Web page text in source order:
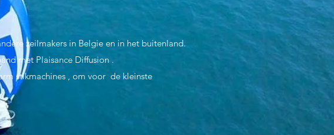
zeilmakers in Belgie en in het buitenland.
met Plaisance Diffusion .
stikmachines , om voor de kleinste